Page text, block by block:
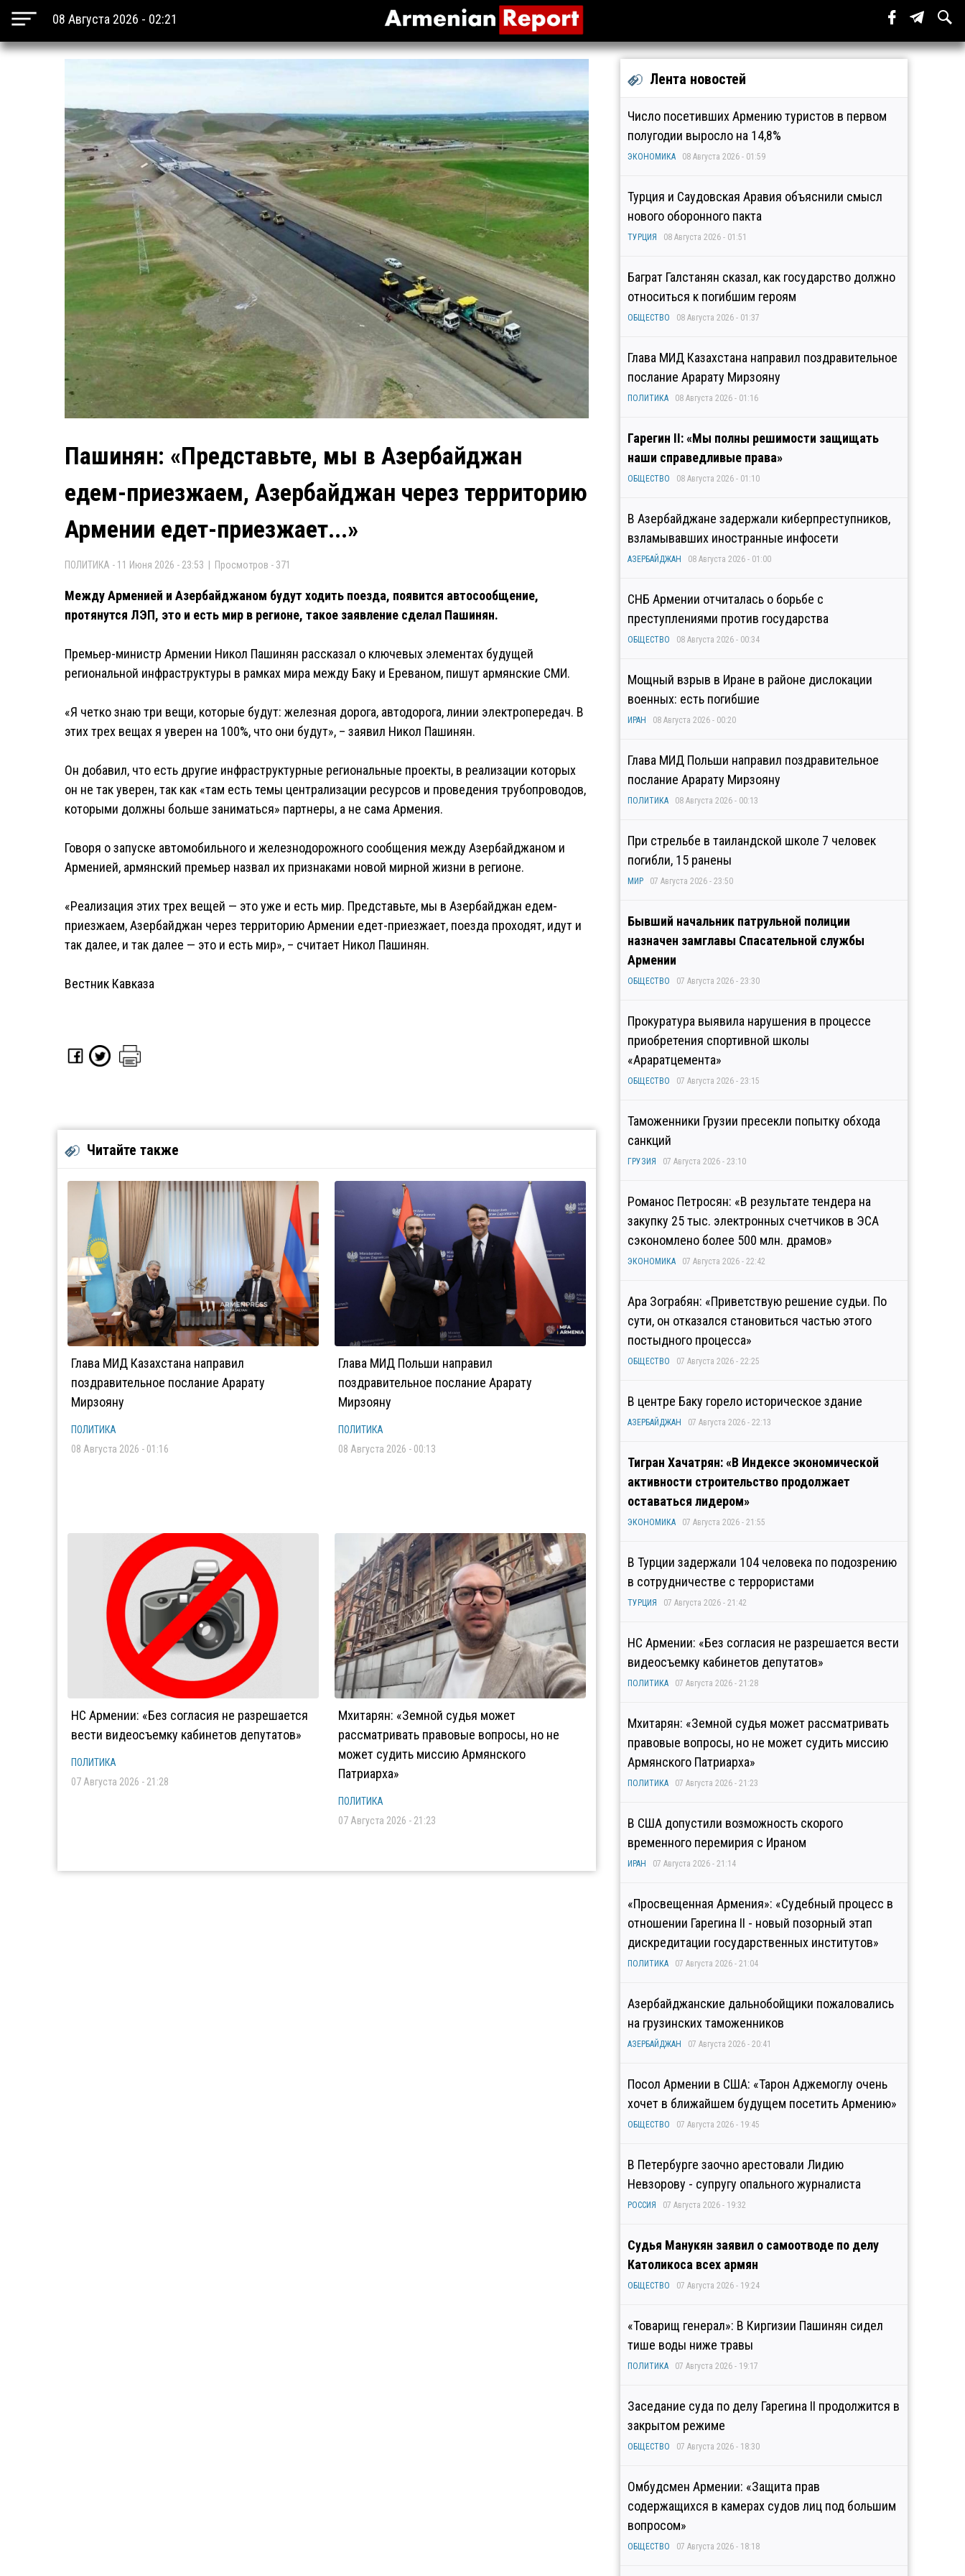
08 Августа 2026 - 02:21
Пашинян: «Представьте, мы в Азербайджан
едем-приезжаем, Азербайджан через территорию
Армении едет-приезжает...»
ПОЛИТИКА - 11 Июня 2026 - 23:53 | Просмотров - 371
Между Арменией и Азербайджаном будут ходить поезда, появится автосообщение,
протянутся ЛЭП, это и есть мир в регионе, такое заявление сделал Пашинян.
Премьер-министр Армении Никол Пашинян рассказал о ключевых элементах будущей
региональной инфраструктуры в рамках мира между Баку и Ереваном, пишут армянские СМИ.
«Я четко знаю три вещи, которые будут: железная дорога, автодорога, линии электропередач. В
этих трех вещах я уверен на 100%, что они будут», – заявил Никол Пашинян.
Он добавил, что есть другие инфраструктурные региональные проекты, в реализации которых
он не так уверен, так как «там есть темы централизации ресурсов и проведения трубопроводов,
которыми должны больше заниматься» партнеры, а не сама Армения.
Говоря о запуске автомобильного и железнодорожного сообщения между Азербайджаном и
Арменией, армянский премьер назвал их признаками новой мирной жизни в регионе.
«Реализация этих трех вещей — это уже и есть мир. Представьте, мы в Азербайджан едем-
приезжаем, Азербайджан через территорию Армении едет-приезжает, поезда проходят, идут и
так далее, и так далее — это и есть мир», – считает Никол Пашинян.
Вестник Кавказа
Читайте также
Глава МИД Казахстана направил
поздравительное послание Арарату
Мирзояну
ПОЛИТИКА
08 Августа 2026 - 01:16
Глава МИД Польши направил
поздравительное послание Арарату
Мирзояну
ПОЛИТИКА
08 Августа 2026 - 00:13
НС Армении: «Без согласия не разрешается
вести видеосъемку кабинетов депутатов»
ПОЛИТИКА
07 Августа 2026 - 21:28
Мхитарян: «Земной судья может
рассматривать правовые вопросы, но не
может судить миссию Армянского
Патриарха»
ПОЛИТИКА
07 Августа 2026 - 21:23
Лента новостей
Число посетивших Армению туристов в первом
полугодии выросло на 14,8%
ЭКОНОМИКА 08 Августа 2026 - 01:59
Турция и Саудовская Аравия объяснили смысл
нового оборонного пакта
ТУРЦИЯ 08 Августа 2026 - 01:51
Баграт Галстанян сказал, как государство должно
относиться к погибшим героям
ОБЩЕСТВО 08 Августа 2026 - 01:37
Глава МИД Казахстана направил поздравительное
послание Арарату Мирзояну
ПОЛИТИКА 08 Августа 2026 - 01:16
Гарегин II: «Мы полны решимости защищать
наши справедливые права»
ОБЩЕСТВО 08 Августа 2026 - 01:10
В Азербайджане задержали киберпреступников,
взламывавших иностранные инфосети
АЗЕРБАЙДЖАН 08 Августа 2026 - 01:00
СНБ Армении отчиталась о борьбе с
преступлениями против государства
ОБЩЕСТВО 08 Августа 2026 - 00:34
Мощный взрыв в Иране в районе дислокации
военных: есть погибшие
ИРАН 08 Августа 2026 - 00:20
Глава МИД Польши направил поздравительное
послание Арарату Мирзояну
ПОЛИТИКА 08 Августа 2026 - 00:13
При стрельбе в таиландской школе 7 человек
погибли, 15 ранены
МИР 07 Августа 2026 - 23:50
Бывший начальник патрульной полиции
назначен замглавы Спасательной службы
Армении
ОБЩЕСТВО 07 Августа 2026 - 23:30
Прокуратура выявила нарушения в процессе
приобретения спортивной школы
«Араратцемента»
ОБЩЕСТВО 07 Августа 2026 - 23:15
Таможенники Грузии пресекли попытку обхода
санкций
ГРУЗИЯ 07 Августа 2026 - 23:10
Романос Петросян: «В результате тендера на
закупку 25 тыс. электронных счетчиков в ЭСА
сэкономлено более 500 млн. драмов»
ЭКОНОМИКА 07 Августа 2026 - 22:42
Ара Зограбян: «Приветствую решение судьи. По
сути, он отказался становиться частью этого
постыдного процесса»
ОБЩЕСТВО 07 Августа 2026 - 22:25
В центре Баку горело историческое здание
АЗЕРБАЙДЖАН 07 Августа 2026 - 22:13
Тигран Хачатрян: «В Индексе экономической
активности строительство продолжает
оставаться лидером»
ЭКОНОМИКА 07 Августа 2026 - 21:55
В Турции задержали 104 человека по подозрению
в сотрудничестве с террористами
ТУРЦИЯ 07 Августа 2026 - 21:42
НС Армении: «Без согласия не разрешается вести
видеосъемку кабинетов депутатов»
ПОЛИТИКА 07 Августа 2026 - 21:28
Мхитарян: «Земной судья может рассматривать
правовые вопросы, но не может судить миссию
Армянского Патриарха»
ПОЛИТИКА 07 Августа 2026 - 21:23
В США допустили возможность скорого
временного перемирия с Ираном
ИРАН 07 Августа 2026 - 21:14
«Просвещенная Армения»: «Судебный процесс в
отношении Гарегина II - новый позорный этап
дискредитации государственных институтов»
ПОЛИТИКА 07 Августа 2026 - 21:04
Азербайджанские дальнобойщики пожаловались
на грузинских таможенников
АЗЕРБАЙДЖАН 07 Августа 2026 - 20:41
Посол Армении в США: «Тарон Аджемоглу очень
хочет в ближайшем будущем посетить Армению»
ОБЩЕСТВО 07 Августа 2026 - 19:45
В Петербурге заочно арестовали Лидию
Невзорову - супругу опального журналиста
РОССИЯ 07 Августа 2026 - 19:32
Судья Манукян заявил о самоотводе по делу
Католикоса всех армян
ОБЩЕСТВО 07 Августа 2026 - 19:24
«Товарищ генерал»: В Киргизии Пашинян сидел
тише воды ниже травы
ПОЛИТИКА 07 Августа 2026 - 19:17
Заседание суда по делу Гарегина II продолжится в
закрытом режиме
ОБЩЕСТВО 07 Августа 2026 - 18:30
Омбудсмен Армении: «Защита прав
содержащихся в камерах судов лиц под большим
вопросом»
ОБЩЕСТВО 07 Августа 2026 - 18:18